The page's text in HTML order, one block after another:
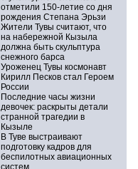
отметили 150-летие со дня
рождения Степана Эрьзи
Жители Тувы считают, что
на набережной Кызыла
должна быть скульптура
снежного барса
Уроженец Тувы космонавт
Кирилл Песков стал Героем
России
Последние часы жизни
девочек: раскрыты детали
странной трагедии в
Кызыле
В Туве выстраивают
подготовку кадров для
беспилотных авиационных
систем